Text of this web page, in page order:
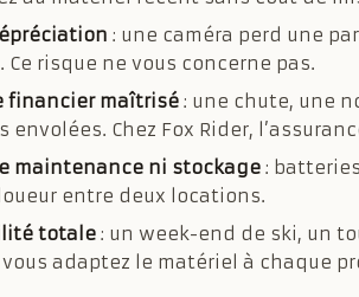
: une caméra perd une
Ce risque ne vous concerne pas.
financier maîtrisé : une chute, une
envolées. Chez Fox Rider,
maintenance ni stockage :
entre deux locations.
totale : un week-end de ski, un
vous adaptez le matériel à chaque